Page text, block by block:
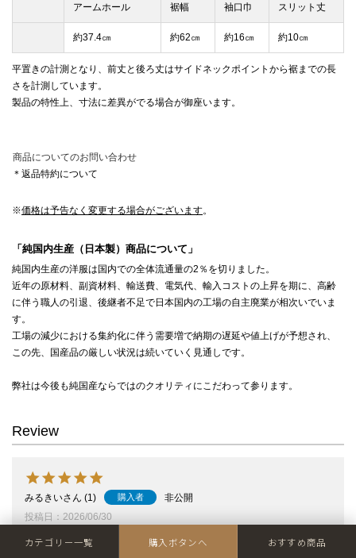
アームホール 裾幅 袖口巾 スリット丈
約37.4㎝ 約62㎝ 約16㎝ 約10㎝
平置きの計測となり、前丈と後ろ丈はサイドネックポイントから裾までの長
さを計測しています。
製品の特性上、寸法に差異がでる場合が御座います。
商品についてのお問い合わせ
＊返品特約について
※価格は予告なく変更する場合がございます。
「純国内生産（日本製）商品について」
純国内生産の洋服は国内での全体流通量の2％を切りました。
近年の原材料、副資材料、輸送費、電気代、輸入コストの上昇を期に、高齢
に伴う職人の引退、後継者不足で日本国内の工場の自主廃業が相次いでいま
す。
工場の減少における集約化に伴う需要増で納期の遅延や値上げが予想され、
この先、国産品の厳しい状況は続いていく見通しです。
弊社は今後も純国産ならではのクオリティにこだわって参ります。
Review
みるきい 1 購入者
非公開
投稿日
2026/06/30
骨格ストレート、首の詰まっているトップスがもの凄く苦手です。この
カテゴリー一覧 購入ボタンへ おすすめ商品